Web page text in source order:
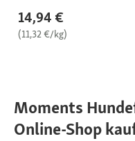
14,94 €
(11,32 €/kg)
Moments
Online-Shop